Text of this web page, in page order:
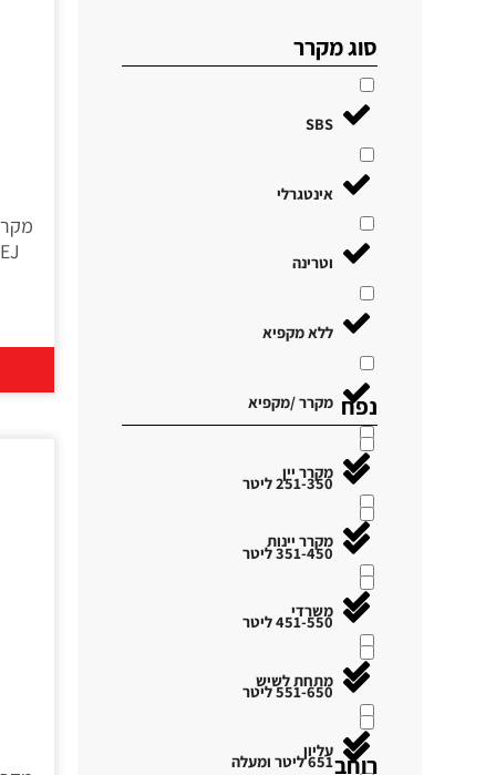
סוג מקרר
SBS
אינטגרלי
וטרינה
ללא מקפיא
מקרר /מקפיא
מקרר יין
מקרר יינות
משרדי
מתחת לשיש
עליון
נפח
251-350 ליטר
351-450 ליטר
451-550 ליטר
551-650 ליטר
651 ליטר ומעלהרוחב